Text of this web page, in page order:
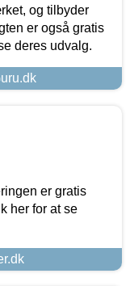
og tilbyder
er også gratis
deres udvalg.
er gratis
her for at se